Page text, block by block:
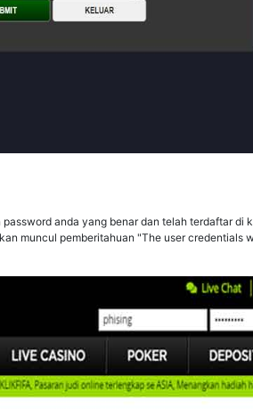
anda yang benar dan telah terdaftar di
muncul pemberitahuan "The user credentials